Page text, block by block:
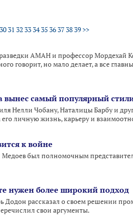
30 31 32 33 34 35 36 37 38 39 >>
АМАН и профессор Мордехай
говорит, но мало делает, а все
вынес самый популярный
Нелли Чобану, Наталицы Барбу и
его личную жизнь, карьеру и
к войне
Медоев был полномочным
нужен более широкий подход
рассказал о своем решении
свои аргументы.